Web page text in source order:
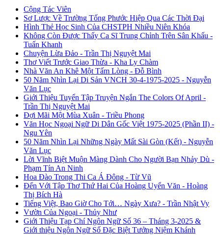
Cộng Tác Viên
Sơ Lược Về Trường Tống Phước Hiệp Qua Các Thời Đại
Hình Thẻ Học Sinh Của CHSTPH Nhiều Niên Khóa
Không Còn Được Thấy Ca Sĩ Trung Chỉnh Trên Sân Khấu -
Tuấn Khanh
Chuyện Lừa Đảo - Trần Thị Nguyệt Mai
Thơ Viết Trước Giao Thừa - Kha Ly Chàm
Nhà Văn An Khê Một Tấm Lòng - Đỗ Bình
50 Năm Nhìn Lại Di Sản VNCH 30-4-1975-2025 - Nguyễn
Văn Lục
Giới Thiệu Tuyển Tập Truyện Ngắn The Colors Of April -
Trần Thị Nguyệt Mai
Đợi Mãi Một Mùa Xuân - Triều Phong
Văn Học Ngoại Ngữ Di Dân Gốc Việt 1975-2025 (Phần II) -
Ngu Yên
50 Năm Nhìn Lại Những Ngày Mất Sài Gòn (Kết) - Nguyễn
Văn Lục
Lời Vĩnh Biệt Muộn Màng Dành Cho Người Bạn Nhảy Dù -
Phạm Tín An Ninh
Hoa Đào Trong Thi Ca Á Đông - Từ Vũ
Đến Với Tập Thơ Thứ Hai Của Hoàng Uyển Văn - Hoàng
Thị Bích Hà
Tiếng Việt, Bao Giờ Cho Tới… Ngày Xưa? - Trần Nhật Vy
Vườn Của Ngoại - Thủy Như
Giới Thiệu Tạp Chí Ngôn Ngữ Số 36 – Tháng 3-2025 &
Giới thiệu Ngôn Ngữ Số Đặc Biệt Tưởng Niệm Khánh